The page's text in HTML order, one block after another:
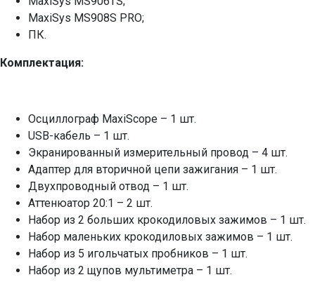
MaxiSys MS908S PRO;
ПК.
Комплектация:
Осциллограф MaxiScope – 1 шт.
USB-кабель – 1 шт.
Экранированный измерительный провод – 4 шт.
Адаптер для вторичной цепи зажигания – 1 шт.
Двухпроводный отвод – 1 шт.
Аттенюатор 20:1 – 2 шт.
Набор из 2 больших крокодиловых зажимов – 1 шт.
Набор маленьких крокодиловых зажимов – 1 шт.
Набор из 5 игольчатых пробников – 1 шт.
Набор из 2 щупов мультиметра – 1 шт.